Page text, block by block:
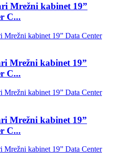
Mrežni kabinet 19”
C...
Mrežni kabinet 19”
C...
Mrežni kabinet 19”
C...